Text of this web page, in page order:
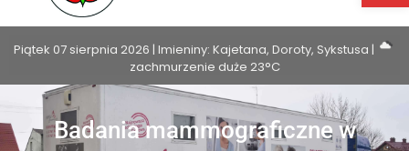
Piątek 07 sierpnia 2026 | Imieniny: Kajetana, Doroty, Sykstusa |
zachmurzenie duże 23°C
Badania mammograficzne w